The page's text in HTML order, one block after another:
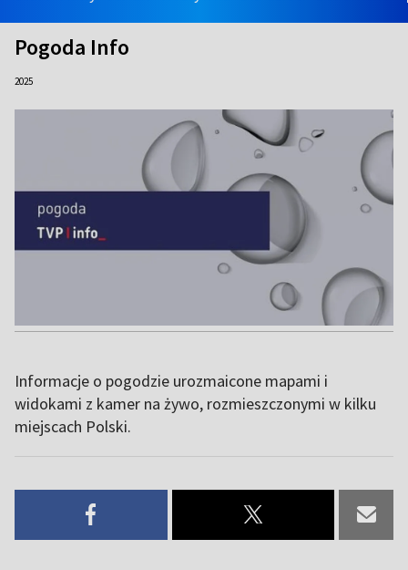
Pogoda Info
2025
Informacje o pogodzie urozmaicone mapami i
widokami z kamer na żywo, rozmieszczonymi w kilku
miejscach Polski.